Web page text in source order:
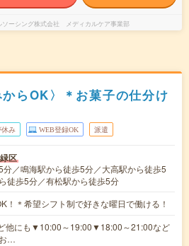
ソーシング株式会社 メディカルケア事業部
からOK〉＊お菓子の仕分け
み WEB登録OK 派遣
区
分／鳴海駅から徒歩5分／大高駅から徒歩5
徒歩5分／有松駅から徒歩5分
！＊希望シフト制で好きな曜日で働ける！
他にも▼10:00～19:00▼18:00～21:00など
…